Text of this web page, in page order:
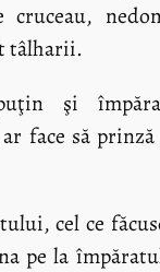
tâlharii.
şi
face să
cel ce
pe la